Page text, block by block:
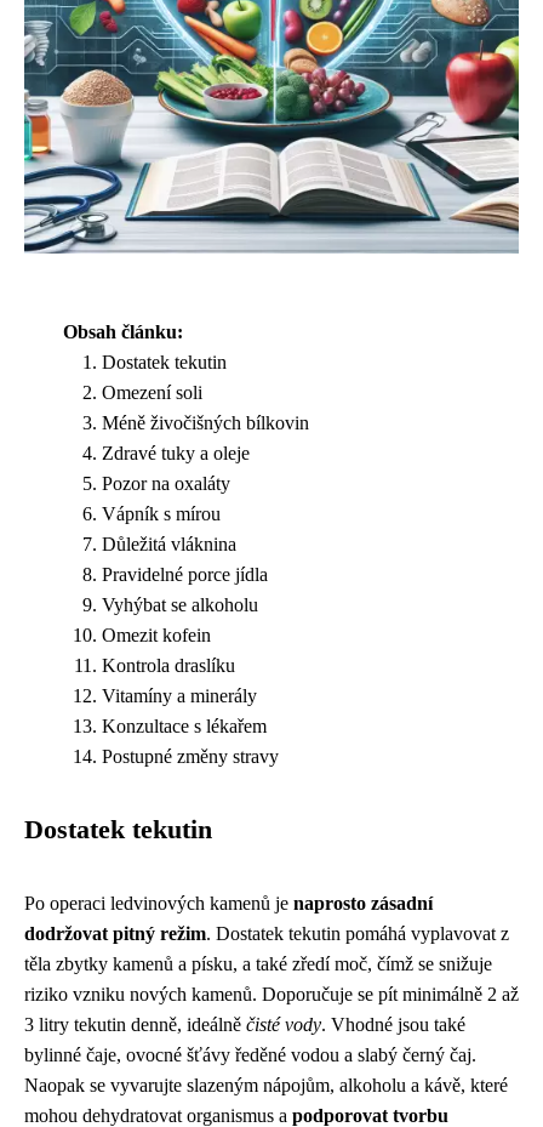
Obsah článku:
Dostatek tekutin
Omezení soli
Méně živočišných bílkovin
Zdravé tuky a oleje
Pozor na oxaláty
Vápník s mírou
Důležitá vláknina
Pravidelné porce jídla
Vyhýbat se alkoholu
Omezit kofein
Kontrola draslíku
Vitamíny a minerály
Konzultace s lékařem
Postupné změny stravy
Dostatek tekutin
Po operaci ledvinových kamenů je naprosto zásadní
dodržovat pitný režim. Dostatek tekutin pomáhá vyplavovat z
těla zbytky kamenů a písku, a také zředí moč, čímž se snižuje
riziko vzniku nových kamenů. Doporučuje se pít minimálně 2 až
3 litry tekutin denně, ideálně čisté vody. Vhodné jsou také
bylinné čaje, ovocné šťávy ředěné vodou a slabý černý čaj.
Naopak se vyvarujte slazeným nápojům, alkoholu a kávě, které
mohou dehydratovat organismus a podporovat tvorbu